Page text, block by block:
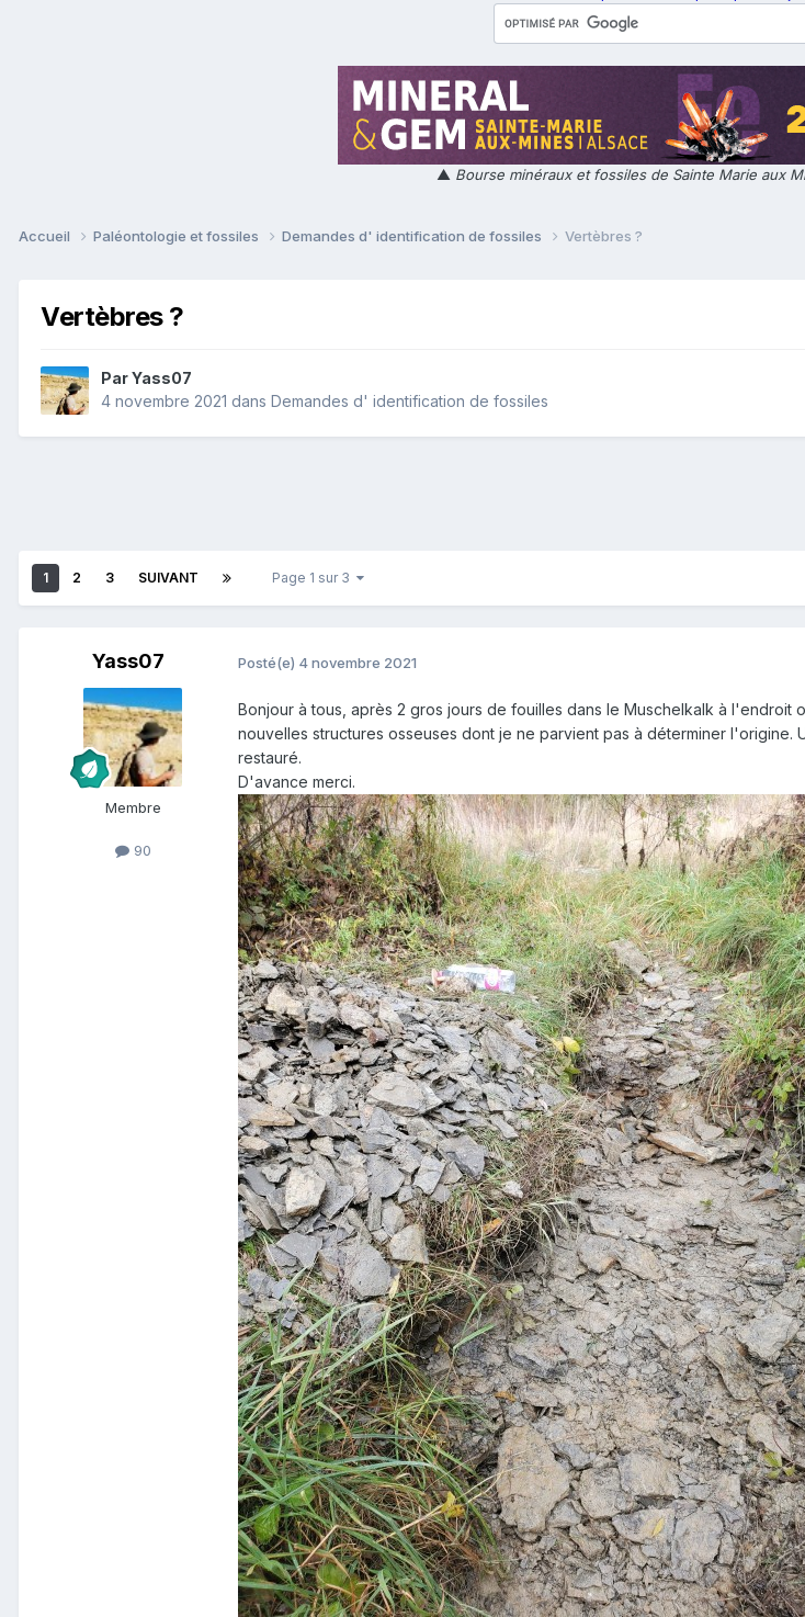
▲ Bourse minéraux et fossiles de Sainte Marie aux
Accueil Paléontologie et fossiles Demandes d' identification de fossiles Vertèbres ?
Vertèbres ?
ParYass07
4 novembre 2021 dans Demandes d' identification de fossiles
1 2 3 SUIVANT Page 1 sur 3
Yass07
Membre
90
Posté(e) 4 novembre 2021
Bonjour à tous, après 2 gros jours de fouilles dans le Muschelkalk à
nouvelles structures osseuses dont je ne parvient pas à déterminer
restauré.
D'avance merci.